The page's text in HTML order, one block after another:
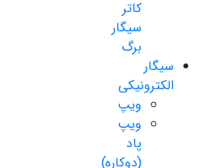
کاتر
سیگار
برگ
سیگار
الکترونیکی
ویپ
ویپ
پاد
(دوکاره)